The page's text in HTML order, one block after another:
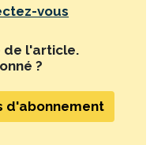
vous
de l'article.
?
d'abonnement